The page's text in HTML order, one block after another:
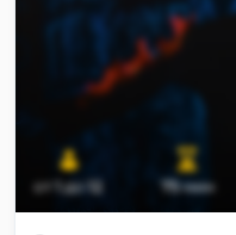
от до 12 75мин